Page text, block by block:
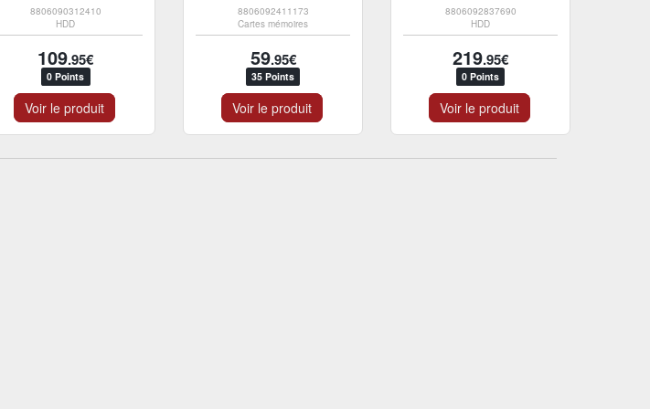
8806090312410
HDD
109.95€
0 Points
Voir le produit
8806092411173
Cartes mémoires
59.95€
35 Points
Voir le produit
8806092837690
HDD
219.95€
0 Points
Voir le produit